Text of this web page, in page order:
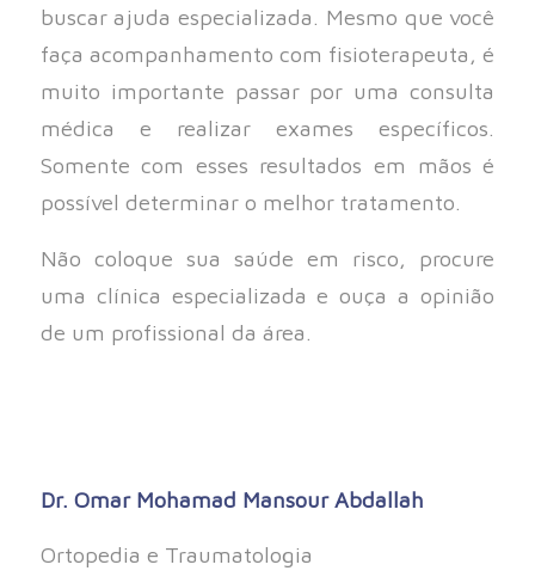
buscar ajuda especializada. Mesmo que você
faça acompanhamento com fisioterapeuta, é
muito importante passar por uma consulta
médica e realizar exames específicos.
Somente com esses resultados em mãos é
possível determinar o melhor tratamento.
Não coloque sua saúde em risco, procure
uma clínica especializada e ouça a opinião
de um profissional da área.
Dr. Omar Mohamad Mansour Abdallah
Ortopedia e Traumatologia